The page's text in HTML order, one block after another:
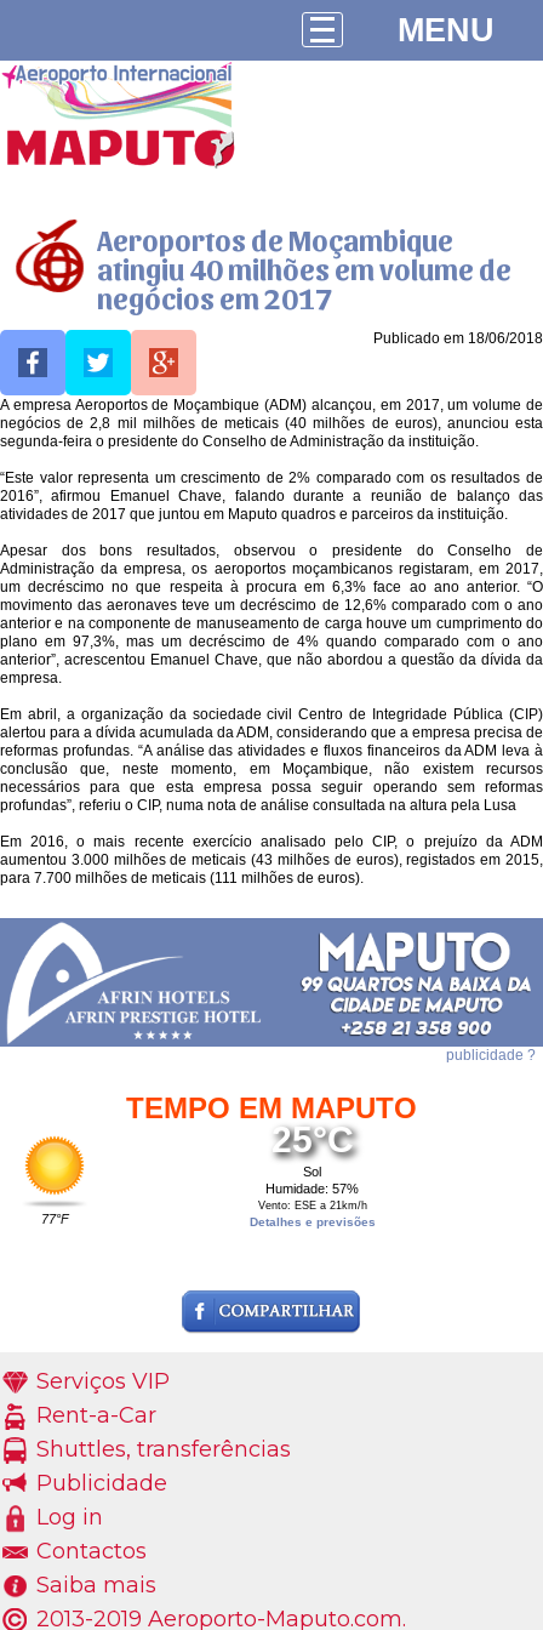
MENU
Aeroportos de Moçambique
atingiu 40 milhões em volume de
negócios em 2017
Publicado em 18/06/2018
A empresa Aeroportos de Moçambique (ADM) alcançou, em 2017, um volume de
negócios de 2,8 mil milhões de meticais (40 milhões de euros), anunciou esta
segunda-feira o presidente do Conselho de Administração da instituição.
“Este valor representa um crescimento de 2% comparado com os resultados de
2016”, afirmou Emanuel Chave, falando durante a reunião de balanço das
atividades de 2017 que juntou em Maputo quadros e parceiros da instituição.
Apesar dos bons resultados, observou o presidente do Conselho de
Administração da empresa, os aeroportos moçambicanos registaram, em 2017,
um decréscimo no que respeita à procura em 6,3% face ao ano anterior. “O
movimento das aeronaves teve um decréscimo de 12,6% comparado com o ano
anterior e na componente de manuseamento de carga houve um cumprimento do
plano em 97,3%, mas um decréscimo de 4% quando comparado com o ano
anterior”, acrescentou Emanuel Chave, que não abordou a questão da dívida da
empresa.
Em abril, a organização da sociedade civil Centro de Integridade Pública (CIP)
alertou para a dívida acumulada da ADM, considerando que a empresa precisa de
reformas profundas. “A análise das atividades e fluxos financeiros da ADM leva à
conclusão que, neste momento, em Moçambique, não existem recursos
necessários para que esta empresa possa seguir operando sem reformas
profundas”, referiu o CIP, numa nota de análise consultada na altura pela Lusa
Em 2016, o mais recente exercício analisado pelo CIP, o prejuízo da ADM
aumentou 3.000 milhões de meticais (43 milhões de euros), registados em 2015,
para 7.700 milhões de meticais (111 milhões de euros).
publicidade ?
TEMPO EM MAPUTO
77°F
25°C
Sol
Humidade: 57%
Vento: ESE a 21km/h
Detalhes e previsões
Serviços VIP
Rent-a-Car
Shuttles, transferências
Publicidade
Log in
Contactos
Saiba mais
2013-2019 Aeroporto-Maputo.com.